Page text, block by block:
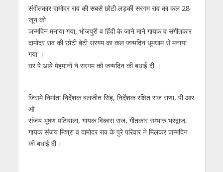
p
p
o
k
m g
er
n
संगीतकार दामोदर राव की सबसे छोटी लड़की सरगम राव का कल 28
जून को
जन्मदिन मनाया गया, भोजपुरी व हिंदी के जाने माने गायक व संगीतकार
दामोदर राव की छोटी बेटी सरगम का कल जन्मदिन धूमधाम से मनाया
गया ।
घर पे आये मेहमानों ने सरगम को जन्मदिन की बधाई दी ।
जिसमे निर्माता निर्देशक बलजीत सिंह, निर्देशक रक्षित राज राणा, पी आर
ओ
संजय भूषण पटियाला, गायक विकास राज, गीतकार सम्भारु भरद्वाज,
गायक संजय मिश्रा व दामोदर राव के पुरे परिवार ने मिलकर जन्मदिन
की बधाई दी।